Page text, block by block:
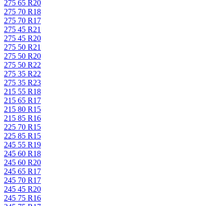
275 65 R20
275 70 R18
275 70 R17
275 45 R21
275 45 R20
275 50 R21
275 50 R20
275 50 R22
275 35 R22
275 35 R23
215 55 R18
215 65 R17
215 80 R15
215 85 R16
225 70 R15
225 85 R15
245 55 R19
245 60 R18
245 60 R20
245 65 R17
245 70 R17
245 45 R20
245 75 R16